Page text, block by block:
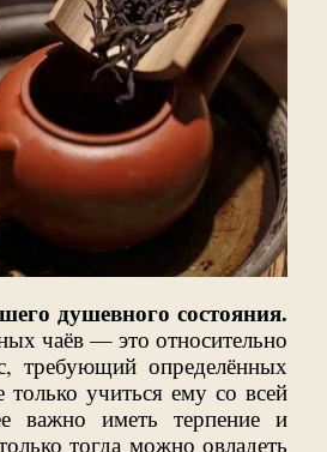
душевного состояния.
чаёв — это относительно
требующий определённых
учиться ему со всей
важно иметь терпение и
тогда можно овладеть